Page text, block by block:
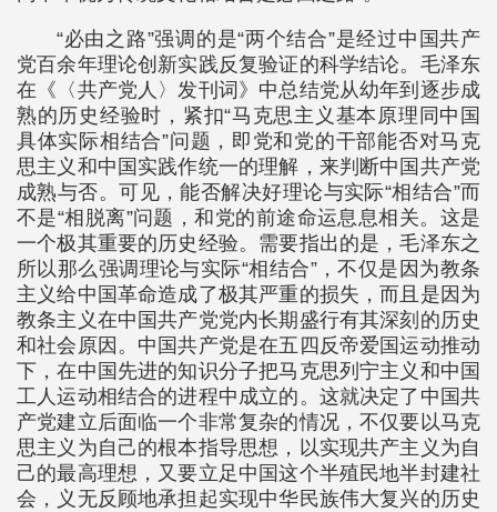
“必由之路”强调的是“两个结合”是经过中国共产
党百余年理论创新实践反复验证的科学结论。毛泽东
在《〈共产党人〉发刊词》中总结党从幼年到逐步成
熟的历史经验时，紧扣“马克思主义基本原理同中国
具体实际相结合”问题，即党和党的干部能否对马克
思主义和中国实践作统一的理解，来判断中国共产党
成熟与否。可见，能否解决好理论与实际“相结合”而
不是“相脱离”问题，和党的前途命运息息相关。这是
一个极其重要的历史经验。需要指出的是，毛泽东之
所以那么强调理论与实际“相结合”，不仅是因为教条
主义给中国革命造成了极其严重的损失，而且是因为
教条主义在中国共产党党内长期盛行有其深刻的历史
和社会原因。中国共产党是在五四反帝爱国运动推动
下，在中国先进的知识分子把马克思列宁主义和中国
工人运动相结合的进程中成立的。这就决定了中国共
产党建立后面临一个非常复杂的情况，不仅要以马克
思主义为自己的根本指导思想，以实现共产主义为自
己的最高理想，又要立足中国这个半殖民地半封建社
会，义无反顾地承担起实现中华民族伟大复兴的历史